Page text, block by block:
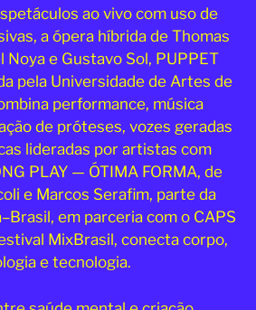
ao vivo com uso de
a ópera híbrida de Thomas
Noya e Gustavo Sol, PUPPET
pela Universidade de Artes de
performance, música
de próteses, vozes geradas
lideradas por artistas com
PLAY — ÓTIMA FORMA, de
e Marcos Serafim, parte da
em parceria com o CAPS
MixBrasil, conecta corpo,
e tecnologia.